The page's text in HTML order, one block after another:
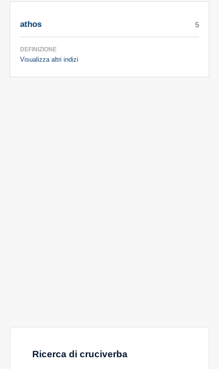
athos
DEFINIZIONE
Visualizza altri indizi
5
Ricerca di cruciverba